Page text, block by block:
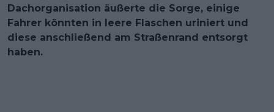
Dachorganisation äußerte die Sorge, einige
Fahrer könnten in leere Flaschen uriniert und
diese anschließend am Straßenrand entsorgt
haben.